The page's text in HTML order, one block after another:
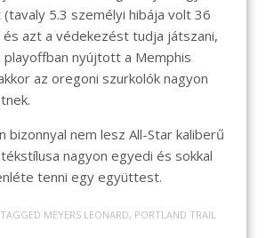
5.3 személyi hibája volt 36
azt a védekezést tudja játszani,
nyújtott a Memphis
az oregoni szurkolók nagyon
bizonnyal nem lesz All-Star kaliberű
nagyon egyedi és sokkal
tenni egy együttest.
MEYERS LEONARD, PORTLAND TRAIL